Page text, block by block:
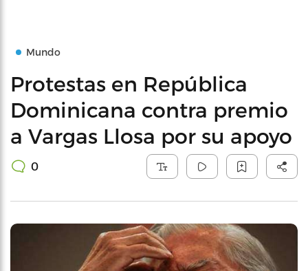
Mundo
Protestas en República
Dominicana contra premio
a Vargas Llosa por su apoyo
0